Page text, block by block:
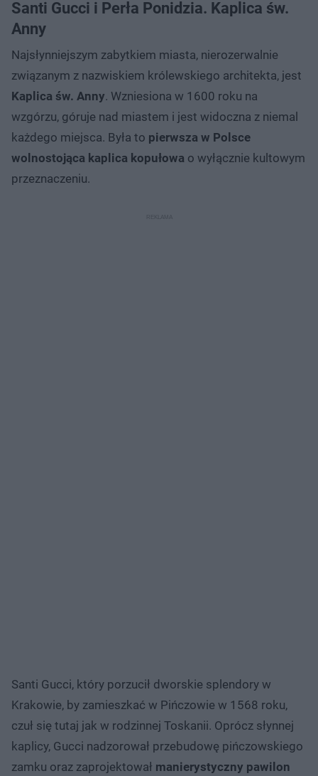
Santi Gucci i Perła Ponidzia. Kaplica św.
Anny
Najsłynniejszym zabytkiem miasta, nierozerwalnie
związanym z nazwiskiem królewskiego architekta, jest
Kaplica św. Anny. Wzniesiona w 1600 roku na
wzgórzu, góruje nad miastem i jest widoczna z niemal
każdego miejsca. Była to pierwsza w Polsce
wolnostojąca kaplica kopułowa o wyłącznie kultowym
przeznaczeniu.
Santi Gucci, który porzucił dworskie splendory w
Krakowie, by zamieszkać w Pińczowie w 1568 roku,
czuł się tutaj jak w rodzinnej Toskanii. Oprócz słynnej
kaplicy, Gucci nadzorował przebudowę pińczowskiego
zamku oraz zaprojektował manierystyczny pawilon